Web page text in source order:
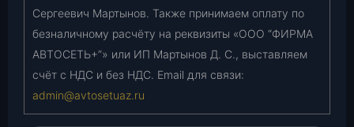
Сергеевич Мартынов. Также принимаем оплату по
безналичному расчёту на реквизиты «ООО “ФИРМА
АВТОСЕТЬ+”» или ИП Мартынов Д. С., выставляем
счёт с НДС и без НДС. Email для связи:
admin@avtosetuaz.ru